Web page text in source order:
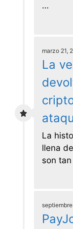
…
marzo 21,
La
La
llena
son